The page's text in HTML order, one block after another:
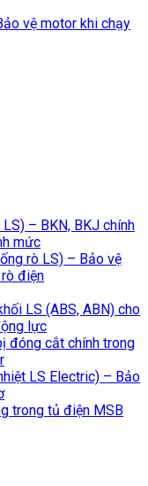
vệ motor khi chạy
– BKN, BKJ chính
mức
rò LS) – Bảo vệ
điện
LS (ABS, ABN) cho
lực
đóng cắt chính trong
LS Electric) – Bảo
trong tủ điện MSB